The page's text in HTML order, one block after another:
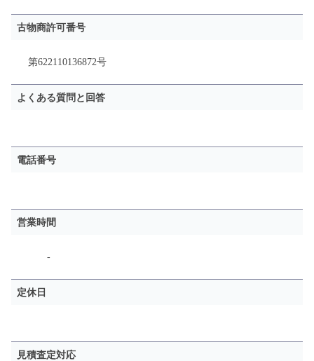
古物商許可番号
第622110136872号
よくある質問と回答
電話番号
営業時間
-
定休日
見積査定対応